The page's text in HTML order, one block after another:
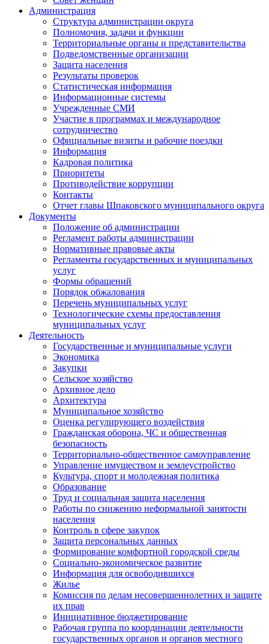
Администрация
Структура администрации округа
Полномочия, задачи и функции
Территориальные органы и представительства
Подведомственные организации
Защита населения
Результаты проверок
Статистическая информация
Информационные системы
Учрежденные СМИ
Участие в программах и международное
сотрудничество
Официальные визиты и рабочие поездки
Информация
Кадровая политика
Приоритеты
Противодействие коррупции
Контакты
Отчет главы Шпаковского муниципального округа
Документы
Положение об администрации
Регламент работы администрации
Нормативные правовые акты
Регламенты государственных и муниципальных
услуг
Формы обращений
Порядок обжалования
Перечень муниципальных услуг
Технологические схемы предоставления
муниципальных услуг
Деятельность
Государственные и муниципальные услуги
Экономика
Закупки
Сельское хозяйство
Архивное дело
Архитектура
Муниципальное хозяйство
Оценка регулирующего воздействия
Гражданская оборона, ЧС и общественная
безопасность
Территориально-общественное самоуправление
Управление имуществом и землеустройство
Культура, спорт и молодежная политика
Образование
Труд и социальная защита населения
Работы по снижению неформальной занятости
населения
Контроль в сфере закупок
Защита персональных данных
Формирование комфортной городской среды
Социально-экономическое развитие
Информация для освободившихся
Жилье
Комиссия по делам несовершеннолетних и защите
их прав
Инициативное бюджетирование
Рабочая группа по координации деятельности
государственных органов и органов местного